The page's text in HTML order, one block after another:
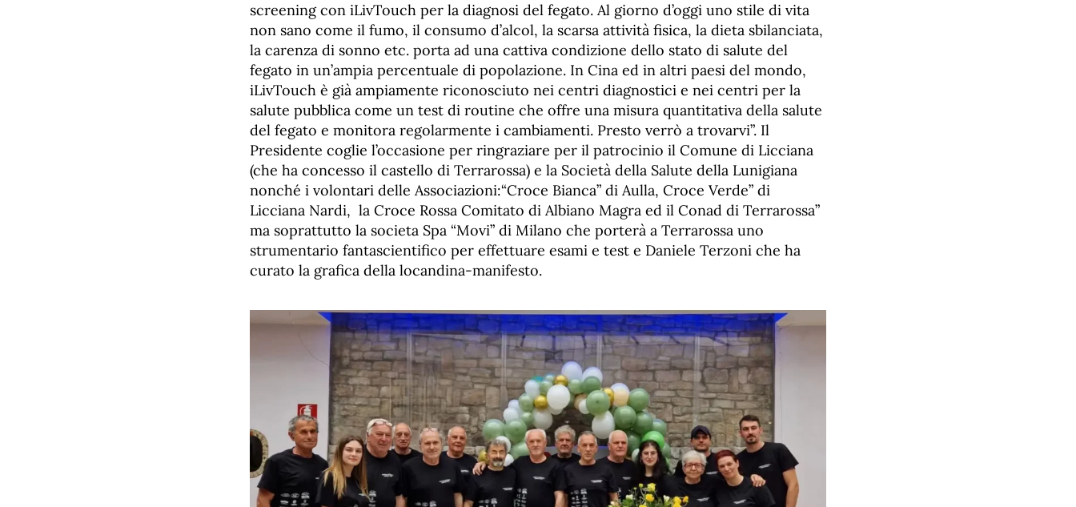
screening con iLivTouch per la diagnosi del fegato. Al giorno d’oggi uno stile di vita
non sano come il fumo, il consumo d’alcol, la scarsa attività fisica, la dieta sbilanciata,
la carenza di sonno etc. porta ad una cattiva condizione dello stato di salute del
fegato in un’ampia percentuale di popolazione. In Cina ed in altri paesi del mondo,
iLivTouch è già ampiamente riconosciuto nei centri diagnostici e nei centri per la
salute pubblica come un test di routine che offre una misura quantitativa della salute
del fegato e monitora regolarmente i cambiamenti. Presto verrò a trovarvi”. Il
Presidente coglie l’occasione per ringraziare per il patrocinio il Comune di Licciana
(che ha concesso il castello di Terrarossa) e la Società della Salute della Lunigiana
nonché i volontari delle Associazioni:“Croce Bianca” di Aulla, Croce Verde” di
Licciana Nardi, la Croce Rossa Comitato di Albiano Magra ed il Conad di Terrarossa”
ma soprattutto la societa Spa “Movi” di Milano che porterà a Terrarossa uno
strumentario fantascientifico per effettuare esami e test e Daniele Terzoni che ha
curato la grafica della locandina-manifesto.